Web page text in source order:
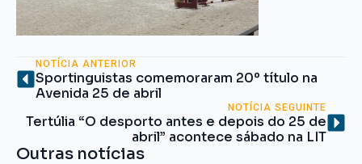
NOTÍCIA ANTERIOR
Sportinguistas comemoraram 20º título na
Avenida 25 de abril
NOTÍCIA SEGUINTE
Tertúlia “O desporto antes e depois do 25 de
abril” acontece sábado na LIT
Outras notícias